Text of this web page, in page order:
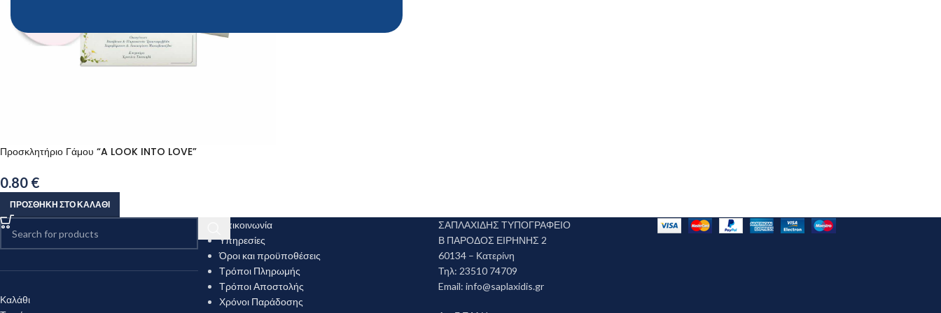
Προσκλητήριο Γάμου “A LOOK INTO LOVE”
0.80 €
ΠΡΟΣΘΉΚΗ ΣΤΟ ΚΑΛΆΘΙ
Καλάθι
Επικοινωνία
Υπηρεσίες
Όροι και προϋποθέσεις
Τρόποι Πληρωμής
Τρόποι Αποστολής
Χρόνοι Παράδοσης
ΣΑΠΛΑΧΙΔΗΣ ΤΥΠΟΓΡΑΦΕΙΟ
Β ΠΑΡΟΔΟΣ ΕΙΡΗΝΗΣ 2
60134 – Κατερίνη
Τηλ: 23510 74709
Email: info@saplaxidis.gr